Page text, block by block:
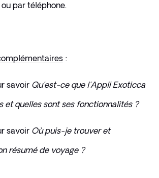
par téléphone.
:
savoir Qu'est-ce que l'Appli Exoticca
et quelles sont ses fonctionnalités ?
savoir Où puis-je trouver et
résumé de voyage ?